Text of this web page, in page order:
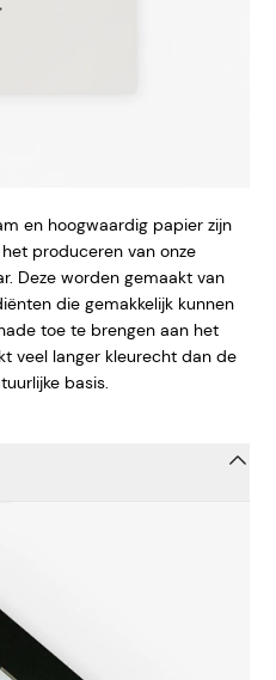
en hoogwaardig papier zijn
produceren van onze
Deze worden gemaakt van
die gemakkelijk kunnen
toe te brengen aan het
veel langer kleurecht dan de
basis.